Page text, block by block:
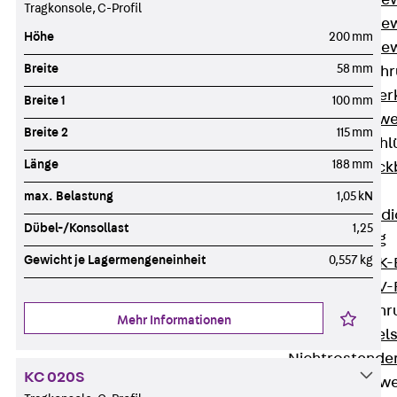
Zurück
Zurück
FERBOX®
GFK-Bewehrung
Zurück
FIBERNOX®
Zurück
Tragkonsole, C-Profil
Höhe 200 mm
Breite 58 mm
Breite 1 100 mm
Breite 2 115 mm
Länge 188 mm
max. Belastung 1,05 kN
Dübel-/Konsollast 1,25
Gewicht je Lagermengeneinheit 0,557 kg
Mehr Informationen
KC 020S